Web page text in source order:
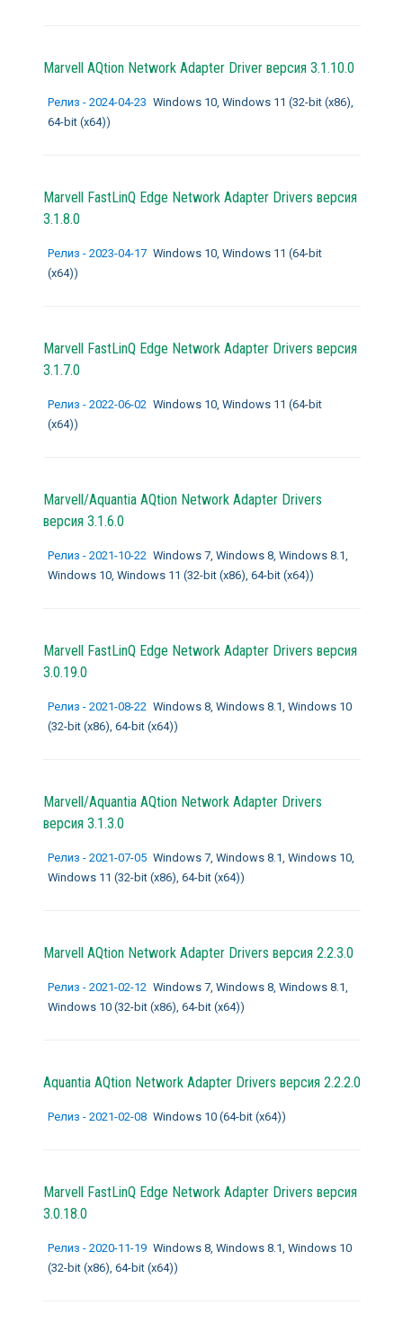
Marvell AQtion Network Adapter Driverверсия 3.1.10.0
Релиз - 2024-04-23 Windows 10, Windows 11 (32-bit (x86),
64-bit (x64))
Marvell FastLinQ Edge Network Adapter Drivers версия
3.1.8.0
Релиз - 2023-04-17 Windows 10, Windows 11 (64-bit
(x64))
Marvell FastLinQ Edge Network Adapter Drivers версия
3.1.7.0
Релиз - 2022-06-02 Windows 10, Windows 11 (64-bit
(x64))
Marvell/Aquantia AQtion Network Adapter Drivers
версия 3.1.6.0
Релиз - 2021-10-22 Windows 7, Windows 8, Windows 8.1,
Windows 10, Windows 11 (32-bit (x86), 64-bit (x64))
Marvell FastLinQ Edge Network Adapter Drivers версия
3.0.19.0
Релиз - 2021-08-22 Windows 8, Windows 8.1, Windows 10
(32-bit (x86), 64-bit (x64))
Marvell/Aquantia AQtion Network Adapter Drivers
версия 3.1.3.0
Релиз - 2021-07-05 Windows 7, Windows 8.1, Windows 10,
Windows 11 (32-bit (x86), 64-bit (x64))
Marvell AQtion Network Adapter Drivers версия 2.2.3.0
Релиз - 2021-02-12 Windows 7, Windows 8, Windows 8.1,
Windows 10 (32-bit (x86), 64-bit (x64))
Aquantia AQtion Network Adapter Drivers версия 2.2.2.0
Релиз - 2021-02-08 Windows 10 (64-bit (x64))
Marvell FastLinQ Edge Network Adapter Drivers версия
3.0.18.0
Релиз - 2020-11-19 Windows 8, Windows 8.1, Windows 10
(32-bit (x86), 64-bit (x64))